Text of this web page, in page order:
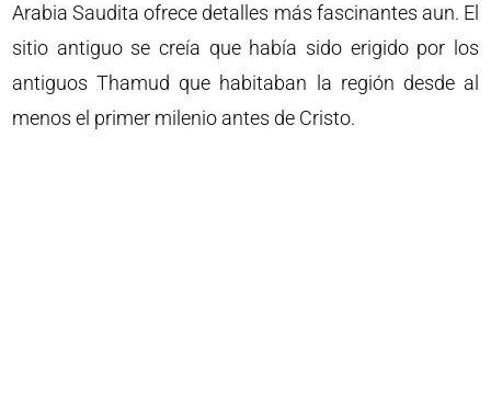
Arabia Saudita ofrece detalles más fascinantes aun. El
sitio antiguo se creía que había sido erigido por los
antiguos Thamud que habitaban la región desde al
menos el primer milenio antes de Cristo.